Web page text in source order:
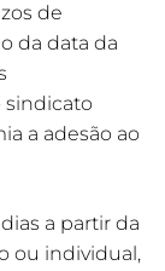
de
da data da
a adesão ao
a partir da
ou individual,